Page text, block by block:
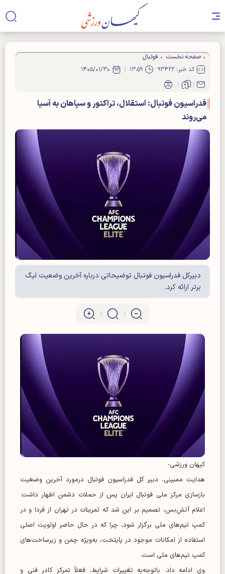
صفحه نخست
فوتبال
کد خبر: ۹۳۴۲۲
۱۳:۵۹ ۱۴۰۵/۰۱/۳۰
فدراسیون فوتبال: استقلال، تراکتور و سپاهان به آسیا
می‌روند
دبیرکل فدراسیون فوتبال توضیحاتی درباره آخرین وضعیت لیگ
برتر ارائه کرد.
کیهان ورزشی-
هدایت ممبینی، دبیر کل فدراسیون فوتبال درمورد آخرین وضعیت
بازسازی مرکز ملی فوتبال ایران پس از حملات دشمن اظهار داشت:
اعلام آتش‌بس، تصمیم بر این شد که تمرینات در تهران از فردا و در
کمپ تیم‌های ملی برگزار شود، چرا که در حال حاضر اولویت اصلی
استفاده از امکانات موجود در پایتخت، به‌ویژه چمن و زیرساخت‌های
کمپ تیم‌های ملی است.
وی ادامه داد: باتوجه‌به تغییرات شرایط، فعلاً تمرکز کادر فنی و